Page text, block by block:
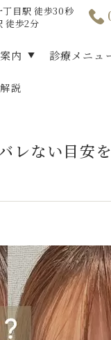
丁目駅 徒歩30秒
徒歩2分
内 診療メニュ
説
レない目安を